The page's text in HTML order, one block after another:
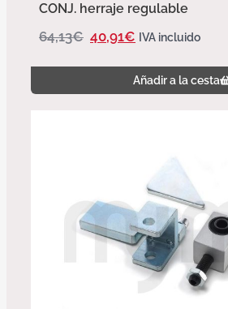
CONJ. herraje regulable
64,13€ 40,91€ IVA incluido
Añadir a la cesta